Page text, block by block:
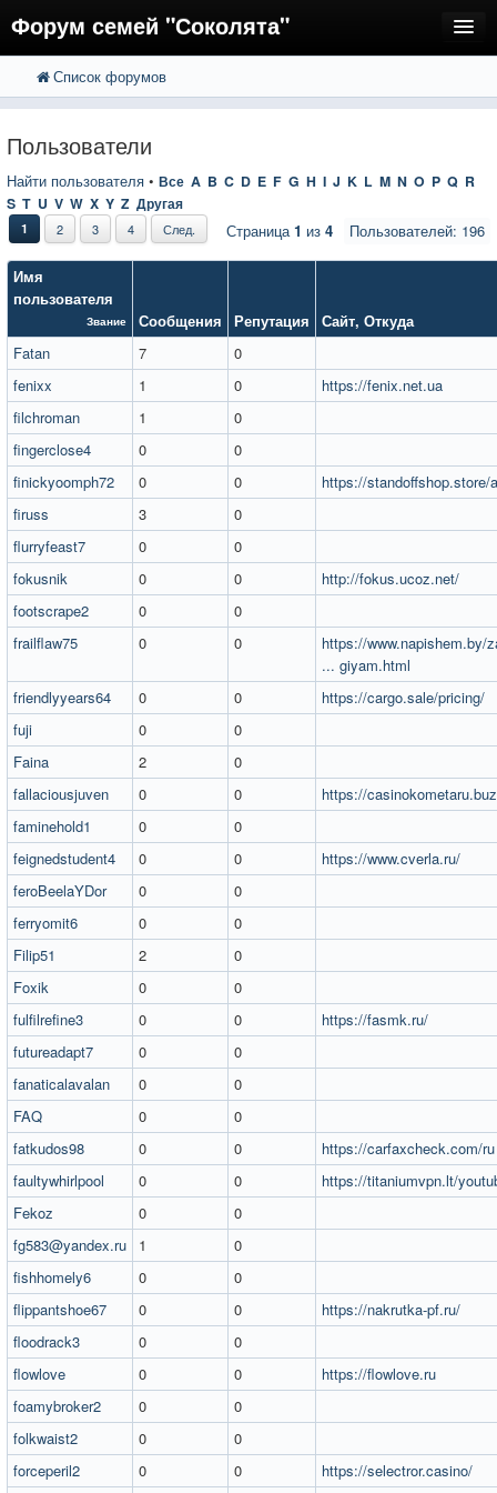
Форум семей "Соколята"
FAQ
Вход
Список форумов
Пользователи
Найти пользователя • Все A B C D E F G H I J K L M N O P Q R
S T U V W X Y Z Другая
Пользователей: 196
1 2 3 4 След. Страница1 из 4
Имя
пользователя
Звание Сообщения Репутация Сайт, Откуда
Fatan
7
0
fenixx
1 0
https://fenix.net.ua
filchroman
1
0
fingerclose4
0
0
finickyoomph72
0 0
https://
firuss
3
0
flurryfeast7
0
0
fokusnik
0 0
http://fokus.ucoz.net/
footscrape2
0
0
frailflaw75
0 0
https://www.napishem.by/
... giyam.html
friendlyyears64
0 0
https://cargo.sale/pricing/
fuji
0
0
Faina
2
0
fallaciousjuven
0 0
https://
faminehold1
0
0
feignedstudent4
0 0
https://www.cverla.ru/
feroBeelaYDor
0
0
ferryomit6
0
0
Filip51
2
0
Foxik
0
0
fulfilrefine3
0 0
https://fasmk.ru/
futureadapt7
0
0
fanaticalavalan
0
0
FAQ
0
0
fatkudos98
0 0
https://carfaxcheck.com/ru
faultywhirlpool
0 0
https://titaniumvpn.lt/
Fekoz
0
0
fg583@yandex.ru
1
0
fishhomely6
0
0
flippantshoe67
0 0
https://nakrutka-pf.ru/
floodrack3
0
0
flowlove
0 0
https://flowlove.ru
foamybroker2
0
0
folkwaist2
0
0
forceperil2
0 0
https://selectror.casino/